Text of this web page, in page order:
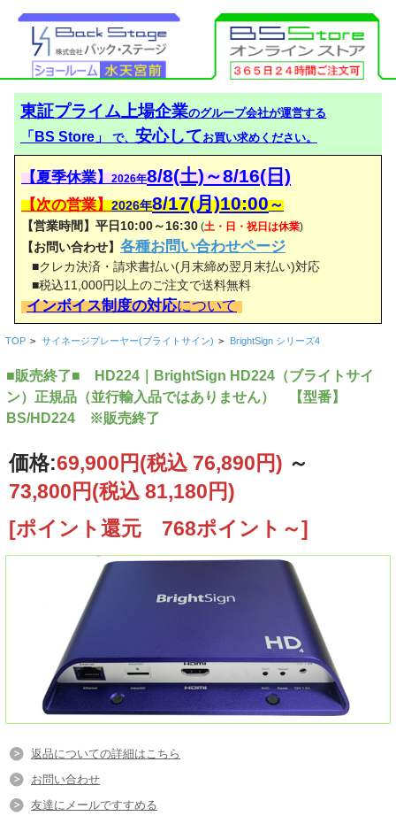
東証プライム上場企業のグループ会社が運営する
「BS Store」 で、 安心してお買い求めください。
【夏季休業】2026年8/8(土)～8/16(日)
【次の営業】2026年8/17(月)10:00～
【営業時間】平日10:00～16:30 (土・日・祝日は休業)
【お問い合わせ】 各種お問い合わせページ
■クレカ決済・請求書払い(月末締め翌月末払い)対応
■税込11,000円以上のご注文で送料無料
インボイス制度の対応について
TOP > サイネージプレーヤー(ブライトサイン) > BrightSign シリーズ4
■販売終了■ HD224｜BrightSign HD224（ブライトサイ
ン）正規品（並行輸入品ではありません） 【型番】
BS/HD224 ※販売終了
価格:69,900円(税込 76,890円) ～
73,800円(税込 81,180円)
[ポイント還元 768ポイント～]
返品についての詳細はこちら
お問い合わせ
友達にメールですすめる